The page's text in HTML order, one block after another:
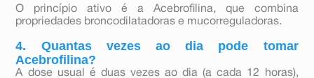
O princípio ativo é a Acebrofilina, que combina
propriedades broncodilatadoras e mucorreguladoras.
4. Quantas vezes ao dia pode tomar
Acebrofilina?
A dose usual é duas vezes ao dia (a cada 12 horas),